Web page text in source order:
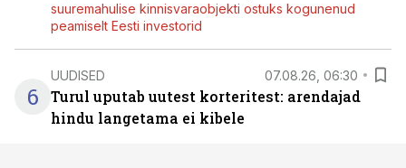
suuremahulise kinnisvaraobjekti ostuks kogunenud
peamiselt Eesti investorid
6
UUDISED 07.08.26, 06:30
Turul uputab uutest korteritest: arendajad
hindu langetama ei kibele